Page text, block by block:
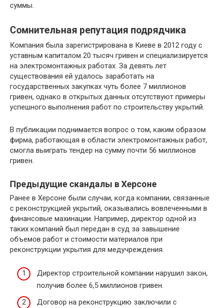
суммы.
Сомнительная репутация подрядчика
Компания была зарегистрирована в Киеве в 2012 году с
уставным капиталом 20 тысяч гривен и специализируется
на электромонтажных работах. За девять лет
существования ей удалось заработать на
государственных закупках чуть более 7 миллионов
гривен, однако в открытых данных отсутствуют примеры
успешного выполнения работ по строительству укрытий.
В публикации поднимается вопрос о том, каким образом
фирма, работающая в области электромонтажных работ,
смогла выиграть тендер на сумму почти 56 миллионов
гривен.
Предыдущие скандалы в Херсоне
Ранее в Херсоне были случаи, когда компании, связанные
с реконструкцией укрытий, оказывались вовлеченными в
финансовые махинации. Например, директор одной из
таких компаний был передан в суд за завышение
объемов работ и стоимости материалов при
реконструкции укрытия для медучреждения.
Директор строительной компании нарушил закон,
получив более 6,5 миллионов гривен.
Договор на реконструкцию заключили с